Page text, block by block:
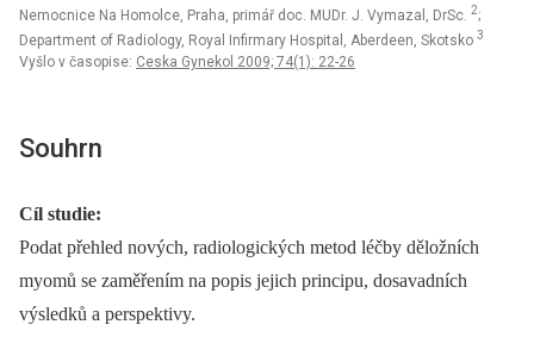
Nemocnice Na Homolce, Praha, primář doc. MUDr. J. Vymazal, DrSc. 2;
Department of Radiology, Royal Infirmary Hospital, Aberdeen, Skotsko 3
Vyšlo v časopise: Ceska Gynekol 2009; 74(1): 22-26
Souhrn
Cíl studie:
Podat přehled nových, radiologických metod léčby děložních
myomů se zaměřením na popis jejich principu, dosavadních
výsledků a perspektivy.